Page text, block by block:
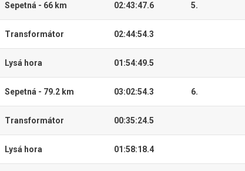
Sepetná - 66 km 02:43:47.6 5.
Transformátor 02:44:54.3
Lysá hora 01:54:49.5
Sepetná - 79.2 km 03:02:54.3 6.
Transformátor 00:35:24.5
Lysá hora 01:58:18.4